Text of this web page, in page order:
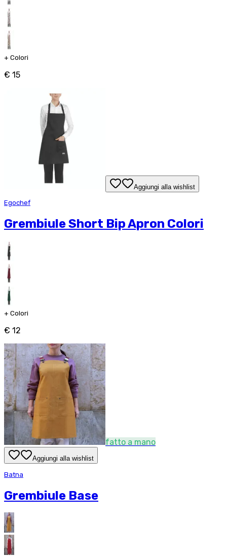
+ Colori
€ 15
Aggiungi alla wishlist
Egochef
Grembiule Short Bip Apron Colori
+ Colori
€ 12
fatto a mano
Aggiungi alla wishlist
Batna
Grembiule Base